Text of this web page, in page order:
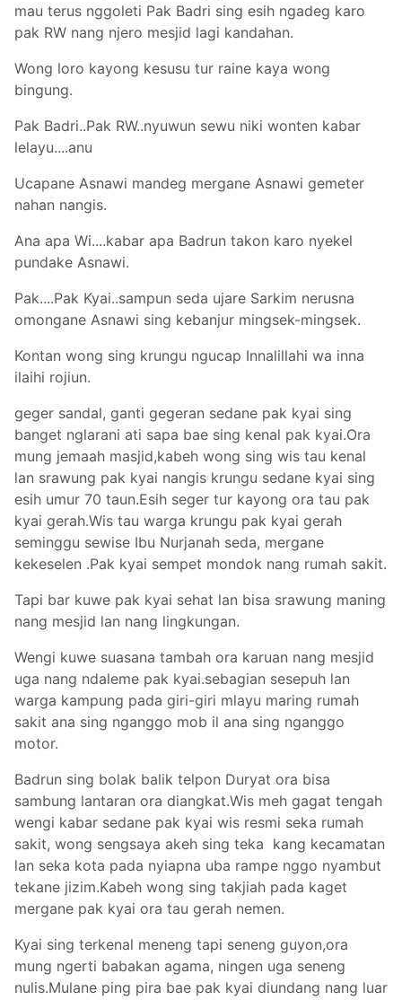
mau terus nggoleti Pak Badri sing esih ngadeg karo
pak RW nang njero mesjid lagi kandahan.
Wong loro kayong kesusu tur raine kaya wong
bingung.
Pak Badri..Pak RW..nyuwun sewu niki wonten kabar
lelayu....anu
Ucapane Asnawi mandeg mergane Asnawi gemeter
nahan nangis.
Ana apa Wi....kabar apa Badrun takon karo nyekel
pundake Asnawi.
Pak....Pak Kyai..sampun seda ujare Sarkim nerusna
omongane Asnawi sing kebanjur mingsek-mingsek.
Kontan wong sing krungu ngucap Innalillahi wa inna
ilaihi rojiun.
geger sandal, ganti gegeran sedane pak kyai sing
banget nglarani ati sapa bae sing kenal pak kyai.Ora
mung jemaah masjid,kabeh wong sing wis tau kenal
lan srawung pak kyai nangis krungu sedane kyai sing
esih umur 70 taun.Esih seger tur kayong ora tau pak
kyai gerah.Wis tau warga krungu pak kyai gerah
seminggu sewise Ibu Nurjanah seda, mergane
kekeselen .Pak kyai sempet mondok nang rumah sakit.
Tapi bar kuwe pak kyai sehat lan bisa srawung maning
nang mesjid lan nang lingkungan.
Wengi kuwe suasana tambah ora karuan nang mesjid
uga nang ndaleme pak kyai.sebagian sesepuh lan
warga kampung pada giri-giri mlayu maring rumah
sakit ana sing nganggo mob il ana sing nganggo
motor.
Badrun sing bolak balik telpon Duryat ora bisa
sambung lantaran ora diangkat.Wis meh gagat tengah
wengi kabar sedane pak kyai wis resmi seka rumah
sakit, wong sengsaya akeh sing teka kang kecamatan
lan seka kota pada nyiapna uba rampe nggo nyambut
tekane jizim.Kabeh wong sing takjiah pada kaget
mergane pak kyai ora tau gerah nemen.
Kyai sing terkenal meneng tapi seneng guyon,ora
mung ngerti babakan agama, ningen uga seneng
nulis.Mulane ping pira bae pak kyai diundang nang luar